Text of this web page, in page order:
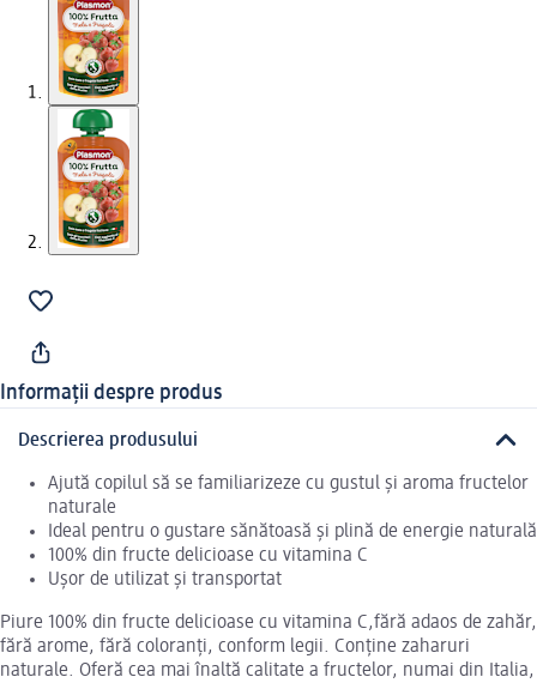
Informații despre produs
Descrierea produsului
Ajută copilul să se familiarizeze cu gustul și aroma fructelor
naturale
Ideal pentru o gustare sănătoasă și plină de energie naturală
100% din fructe delicioase cu vitamina C
Ușor de utilizat și transportat
Piure 100% din fructe delicioase cu vitamina C,fără adaos de zahăr,
fără arome, fără coloranți, conform legii. Conține zaharuri
naturale. Oferă cea mai înaltă calitate a fructelor, numai din Italia,